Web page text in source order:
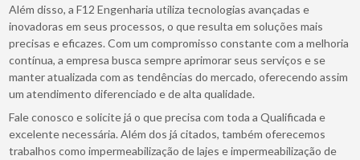
Além disso, a F12 Engenharia utiliza tecnologias avançadas e
inovadoras em seus processos, o que resulta em soluções mais
precisas e eficazes. Com um compromisso constante com a melhoria
contínua, a empresa busca sempre aprimorar seus serviços e se
manter atualizada com as tendências do mercado, oferecendo assim
um atendimento diferenciado e de alta qualidade.
Fale conosco e solicite já o que precisa com toda a Qualificada e
excelente necessária. Além dos já citados, também oferecemos
trabalhos como impermeabilização de lajes e impermeabilização de